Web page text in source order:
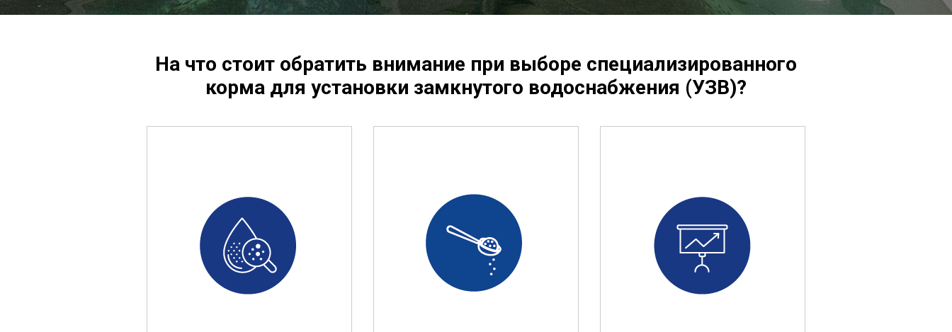
На что стоит обратить внимание при выборе специализированного
корма для установки замкнутого водоснабжения (УЗВ)?